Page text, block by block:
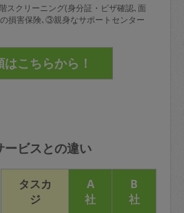
クリーニング(身分証・ビザ確認､面
損害保険､③親身なサポートセンター
ービスとの違い
タスカ
ジ
A
社
B
社